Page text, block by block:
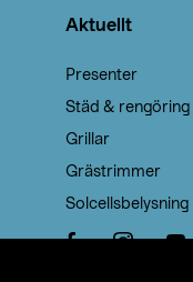
Aktuellt
Presenter
Städ & rengöring
Grillar
Grästrimmer
Solcellsbelysning